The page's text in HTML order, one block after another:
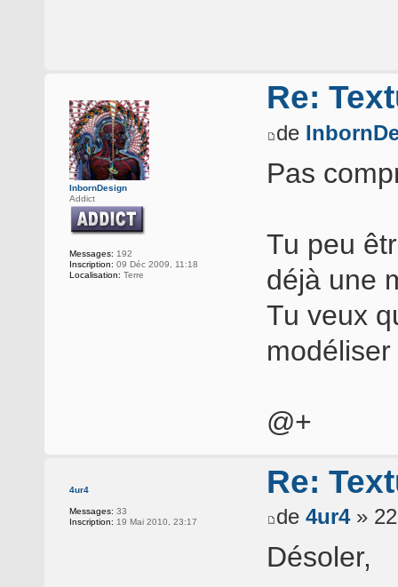
InbornDesign
Addict
Messages: 192
Inscription: 09 Déc 2009, 11:18
Localisation: Terre
Re:
de
Pas
Tu peu
déjà une
Tu veux
@+
4ur4
Messages: 33
Inscription: 19 Mai 2010, 23:17
Re:
de 4ur4» 22
Désoler,